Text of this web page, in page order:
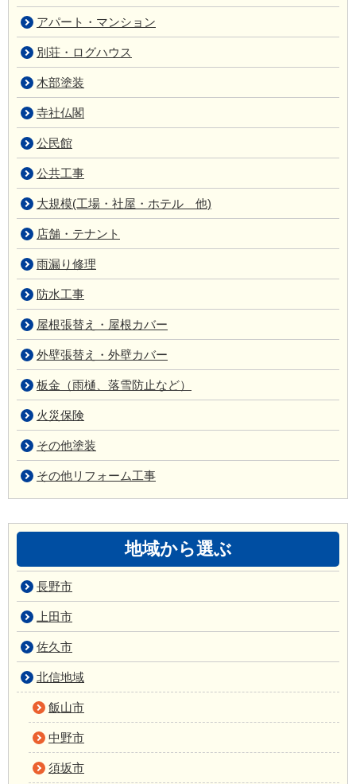
アパート・マンション
別荘・ログハウス
木部塗装
寺社仏閣
公民館
公共工事
大規模(工場・社屋・ホテル 他)
店舗・テナント
雨漏り修理
防水工事
屋根張替え・屋根カバー
外壁張替え・外壁カバー
板金（雨樋、落雪防止など）
火災保険
その他塗装
その他リフォーム工事
地域から選ぶ
長野市
上田市
佐久市
北信地域
飯山市
中野市
須坂市